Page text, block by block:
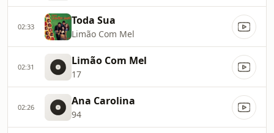
02:33 Toda Sua
Limão Com Mel
02:31 Limão Com Mel
17
02:26 Ana Carolina
94